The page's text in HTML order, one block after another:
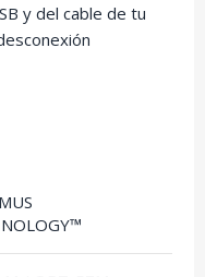
y del cable de tu